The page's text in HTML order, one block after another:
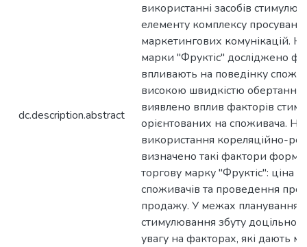
dc.description.abstract
використанні засобів
елементу комплексу
маркетингових комунікацій.
марки "Фруктіс" досліджено
впливають на поведінку
високою швидкістю
виявлено вплив факторів
орієнтованих на споживача. На
використання кореляційно-
визначено такі фактори
торгову марку "Фруктіс": ціна
споживачів та проведення
продажу. У межах планування
стимулювання збуту доцільно
увагу на факторах, які дають